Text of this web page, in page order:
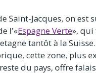
Saint-Jacques, on est
l’«Espagne Verte»,
tantôt à la
cette zone, plus
du pays, offre